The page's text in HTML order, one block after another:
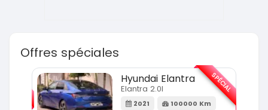
Offres spéciales
Hyundai Elantra
Elantra 2.0l
2021 100000 Km
SPÉCIAL